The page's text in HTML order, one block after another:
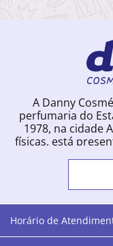
A Danny
perfumaria do
1978, na cidade
físicas, está
começou a
Com uma
produtos que
Cosméticos
300 grandes
Horário de